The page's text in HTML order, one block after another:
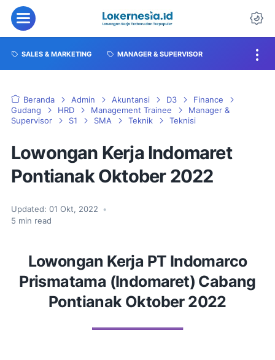
SALES & MARKETING MANAGER & SUPERVISOR
Beranda Admin Akuntansi D3
Finance
Gudang
HRD Management Trainee
Manager &
Supervisor
S1 SMA Teknik Teknisi
Lowongan Kerja Indomaret
Pontianak Oktober 2022
Updated: 01 Okt, 2022
•
5 min read
Lowongan Kerja PT Indomarco
Prismatama (Indomaret) Cabang
Pontianak Oktober 2022